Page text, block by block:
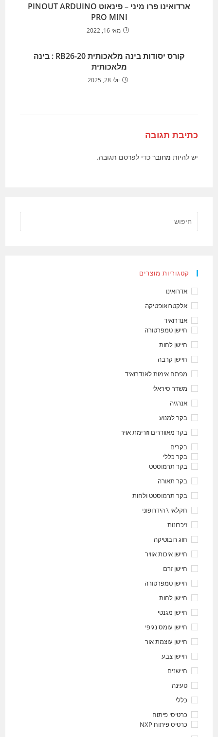
ארדואינו פרו מיני – פינאוט PINOUT ARDUINO
PRO MINI
מאי 16, 2022
קורס יסודות בינה מלאכותית RB26-20 : בינה
מלאכותית
יולי 28, 2025
כתיבת תגובה
יש להיות מחובר כדי לפרסם תגובה.
קטגוריות מוצרים
אדרואינו
אלקטרואופטיקה
אנדרואיד
חיישן טמפרטורה
חיישן לחות
חיישן קרבה
מפתח אימות לאנדרואיד
משדר סיראלי
אנרגיה
בקר למנוע
בקר מאווררים וזרימת אויר
בקרים
בקר כללי
בקר תרמוסטט
בקר תאורה
בקר תרמוסטט ולחות
חקלאי \ הידרופוני
זיכרונות
חוג רובוטיקה
חיישן איכות אוויר
חיישן זרם
חיישן טמפרטורה
חיישן לחות
חיישן מגנטי
חיישן עומס נגיפי
חיישן עוצמת אור
חיישן צבע
חיישנים
טעינה
כללי
כרטיסי פיתוח
כרטיס פיתוח NXP